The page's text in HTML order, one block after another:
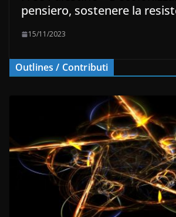
pensiero, sostenere la
15/11/2023
Outlines / Contributi